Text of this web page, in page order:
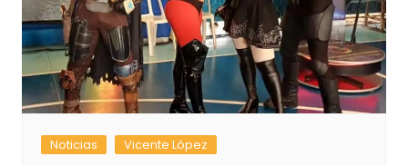
Noticias Vicente López